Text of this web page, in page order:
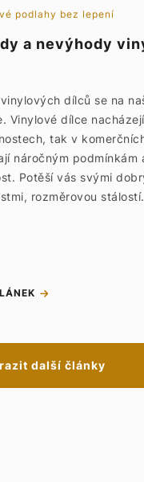
podlahy bez lepení
a nevýhody
dílců se na
Vinylové dílce
tak v
náročným podmínkám
Potěší vás svými
rozměrovou
další články